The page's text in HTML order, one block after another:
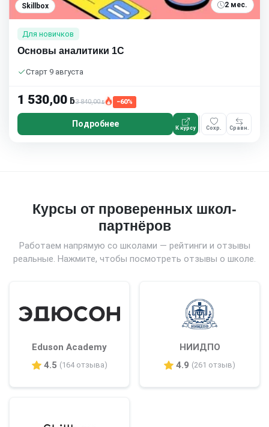
Skillbox 2 мес.
Для новичков
Основы аналитики 1C
Старт 9 августа
1 530,00 ƃ3 840,00ƃ −60%
Подробнее К курсу Сохр. Сравн.
Курсы от проверенных школ-
партнёров
Работаем напрямую со школами — рейтинги и отзывы
реальные. Нажмите, чтобы посмотреть отзывы о школе.
Eduson Academy
4.5 (164 отзыва)
НИИДПО
4.9 (261 отзыв)